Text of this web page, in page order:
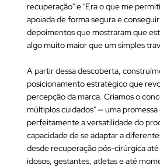
recuperação" e "Era o que me
apoiada de forma segura e
depoimentos que mostraram que
algo muito maior que um simples
A partir dessa descoberta,
posicionamento estratégico que
percepção da marca. Criamos o
múltiplos cuidados" — uma
perfeitamente a versatilidade do
capacidade de se adaptar a
desde recuperação pós-cirúrgica
idosos, gestantes, atletas e até